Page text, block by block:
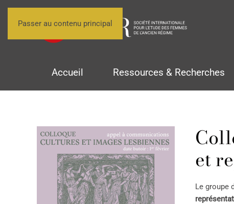
Passer au contenu principal
Accueil Ressources & Recherches
et
Le groupe